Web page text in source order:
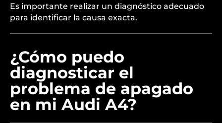
Es importante realizar un diagnóstico adecuado
para identificar la causa exacta.
¿Cómo puedo
diagnosticar el
problema de apagado
en mi Audi A4?